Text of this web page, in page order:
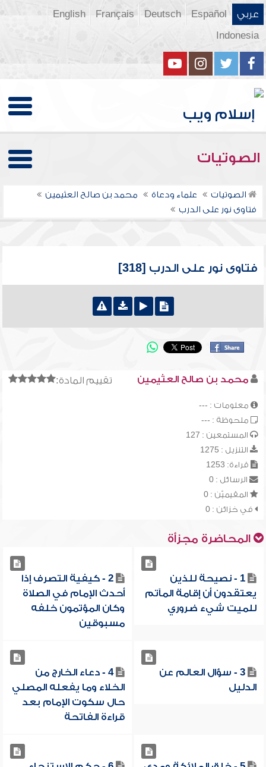
عربي Español
Deutsch
Français
English
Indonesia
الصوتيات
الصوتيات علماء ودعاة
محمد بن صالح العثيمين
فتاوى نور على الدرب
فتاوى نور على الدرب [318]
تقييم المادة: محمد بن صالح العثيمين
معلومات : ---
ملحوظة : ---
المستمعين : 127
التنزيل : 1275
قراءة: 1253
الرسائل : 0
المقيميّن : 0
في خزائن : 0
المحاضرة مجزأة
1 - نصيحة للذين
يعتقدون أن إقامة المآتم
للميت شيء ضروري
2 - كيفية التصرف إذا
أحدث الإمام في الصلاة
وكان المؤتمون خلفه
مسبوقين
3 - سؤال العالم عن
الدليل
4 - دعاء الخارج من
الخلاء وما يفعله المصلي
حال سكوت الإمام بعد
قراءة الفاتحة